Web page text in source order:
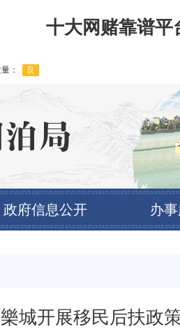
十大网赌靠谱平
政府信息公开 办
城开展移民后扶政